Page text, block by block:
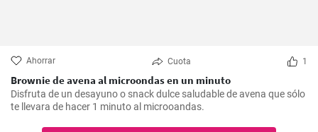
Ahorrar Cuota 1
Brownie de avena al microondas en un minuto
Disfruta de un desayuno o snack dulce saludable de avena que sólo
te llevara de hacer 1 minuto al microoandas.